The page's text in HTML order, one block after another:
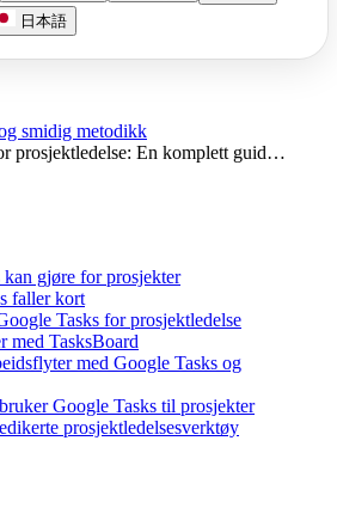
日本語
smidig metodikk
prosjektledelse: En komplett guid…
gjøre for prosjekter
faller kort
Tasks for prosjektledelse
med TasksBoard
med Google Tasks og
Google Tasks til prosjekter
prosjektledelsesverktøy